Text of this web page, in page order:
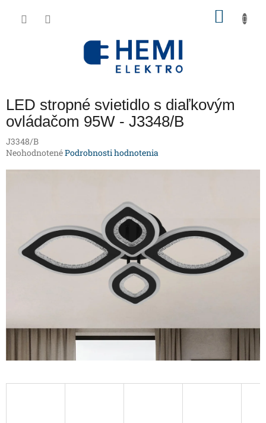
LED stropné svietidlo s diaľkovým
ovládačom 95W - J3348/B
J3348/B
Priemerné
hviezdičiek.
NeohodnotenéPodrobnosti hodnotenia